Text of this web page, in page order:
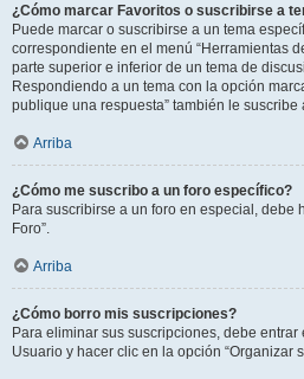
¿Cómo marcar Favoritos o suscribirse a
Puede marcar o suscribirse a un tema
correspondiente en el menú “Herramientas
parte superior e inferior de un tema de
Respondiendo a un tema con la opción
publique una respuesta” también le suscribe
Arriba
¿Cómo me suscribo a un foro específico?
Para suscribirse a un foro en especial, debe
Foro”.
Arriba
¿Cómo borro mis suscripciones?
Para eliminar sus suscripciones, debe
Usuario y hacer clic en la opción “Organizar